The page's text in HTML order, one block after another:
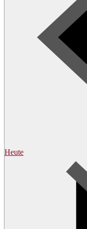
Heute